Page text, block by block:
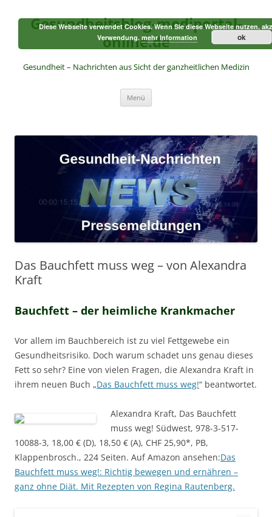
springen
Gesundheitsblog-mediportal-
online.de
Gesundheit – Nachrichten aus Sicht der ganzheitlichen Medizin
Menü
Das Bauchfett muss weg – von Alexandra
Kraft
Bauchfett – der heimliche Krankmacher
Vor allem im Bauchbereich ist zu viel Fettgewebe ein
Gesundheitsrisiko. Doch warum schadet uns genau dieses
Fett so sehr? Eine von vielen Fragen, die Alexandra Kraft in
ihrem neuen Buch „Das Bauchfett muss weg!“ beantwortet.
Alexandra Kraft, Das Bauchfett
muss weg! Südwest, 978-3-517-
10088-3, 18,00 € (D), 18,50 € (A), CHF 25,90*, PB,
Klappenbrosch., 224 Seiten. Auf Amazon ansehen:Das
Bauchfett muss weg!: Richtig bewegen und ernähren –
ganz ohne Diät. Mit Rezepten von Regina Rautenberg.
Diese Webseite verwendet Cookies. Wenn Sie diese Webseite nutzen,
Verwendung. mehr Information ok